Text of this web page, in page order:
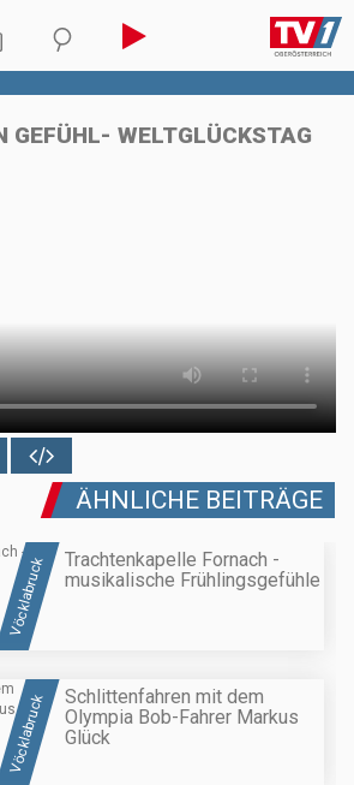
GEFÜHL- WELTGLÜCKSTAG
ÄHNLICHE BEITRÄGE
Vöcklabruck
Trachtenkapelle Fornach -
musikalische Frühlingsgefühle
Vöcklabruck
Schlittenfahren mit dem
Olympia Bob-Fahrer Markus
Glück